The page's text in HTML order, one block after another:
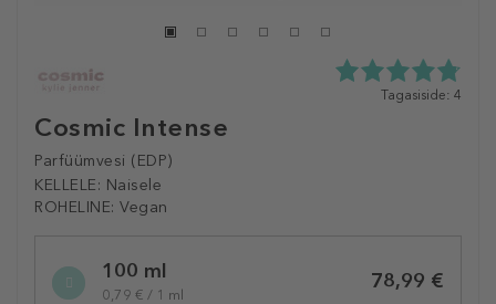
Cosmic Intense
Parfüümvesi (EDP)
KELLELE: Naisele
ROHELINE: Vegan
4.8
Tagasiside: 4
variation100 ml
0,79 € / 1 ml
78,99 €